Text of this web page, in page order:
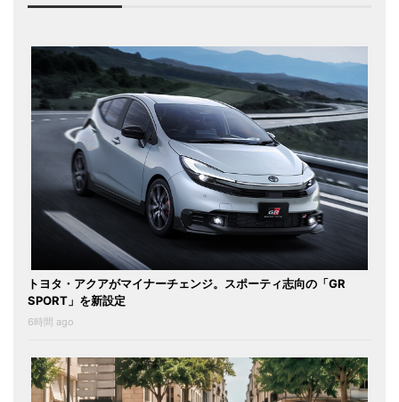
トヨタ・アクアがマイナーチェンジ。スポーティ志向の「GR
SPORT」を新設定
6時間 ago